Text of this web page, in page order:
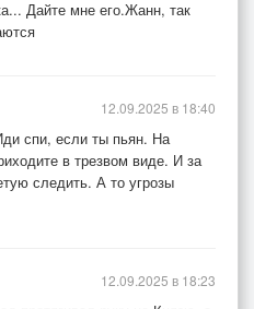
Дайте мне его.Жанн, так
спи, если ты пьян. На
в трезвом виде. И за
следить. А то угрозы
12.09.2025 в 18:40
12.09.2025 в 18:23